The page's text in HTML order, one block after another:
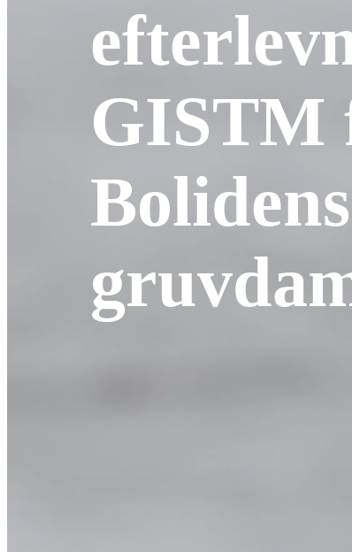
GISTM
Bolidens